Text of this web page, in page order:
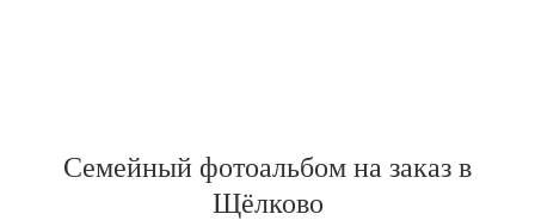
Семейный фотоальбом на заказ в
Щёлково